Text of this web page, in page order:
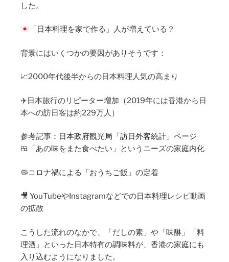
した。
「日本料理を家で作る」人が増えている？
背景にはいくつかの要因がありそうです：
📈2000年代後半からの日本料理人気の高まり
✈️日本旅行のリピーター増加（2019年には香港から日
本への訪日客は約229万人）
参考記事： 日本政府観光局「訪日外客統計」ページ
🍱「あの味をまた食べたい」というニーズの家庭内化
🦠コロナ禍による「おうちご飯」の定着
🎥 YouTubeやInstagramなどでの日本料理レシピ動画
の拡散
こうした流れのなかで、「だしの素」や「味醂」「料
理酒」といった日本特有の調味料が、香港の家庭にも
入り込むようになりました。